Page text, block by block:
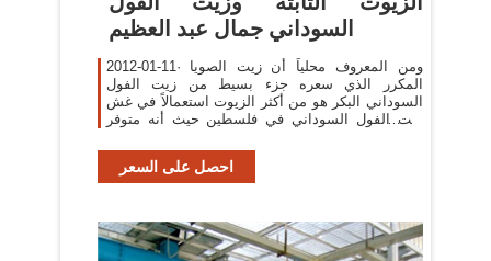
السوداني جمال عبد العظيم
2012-01-11· ومن المعروف محلياً أن زيت الصويا
المكرر الذي سعره جزء بسيط من زيت الفول
السوداني البكر هو من أكثر الزيوت استعمالاً في غش
زيت الفول السوداني في فلسطين حيث أنه متوفر
الشمس وزيت الذرة الصفراء
احصل على السعر